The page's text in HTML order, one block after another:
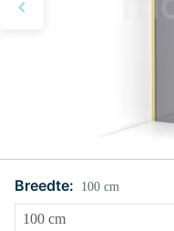
Breedte: 100 cm